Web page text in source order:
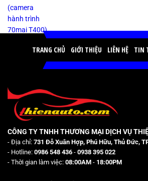
TRANG CHỦ GIỚI THIỆU LIÊN HỆ TIN
CÔNG TY TNHH THƯƠNG MẠI DỊCH VỤ
- Địa chỉ: 731 Đỗ Xuân Hợp, Phú Hữu, Thủ Đức,
- Hotline: 0986 548 436 - 0938 395 022
- Thời gian làm việc: 08:00AM - 18:00PM